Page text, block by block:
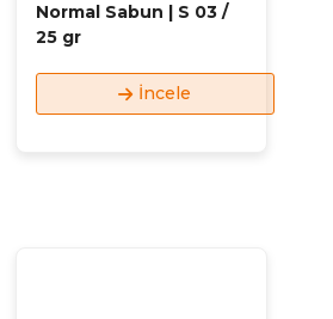
Normal Sabun | S 03 /
25 gr
İncele